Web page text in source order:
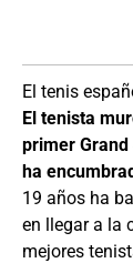
El tenis
El tenista
primer Grand
ha
19 años ha
en llegar a la
mejores